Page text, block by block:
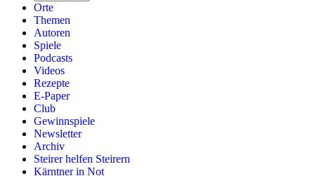
Orte
Themen
Autoren
Spiele
Podcasts
Videos
Rezepte
E-Paper
Club
Gewinnspiele
Newsletter
Archiv
Steirer helfen Steirern
Kärntner in Not